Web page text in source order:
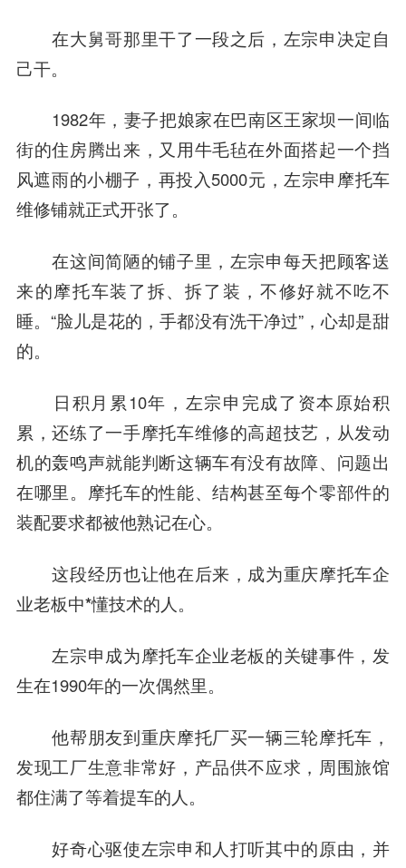
在大舅哥那里干了一段之后，左宗申决定自
己干。
1982年，妻子把娘家在巴南区王家坝一间临
街的住房腾出来，又用牛毛毡在外面搭起一个挡
风遮雨的小棚子，再投入5000元，左宗申摩托车
维修铺就正式开张了。
在这间简陋的铺子里，左宗申每天把顾客送
来的摩托车装了拆、拆了装，不修好就不吃不
睡。“脸儿是花的，手都没有洗干净过”，心却是甜
的。
日积月累10年，左宗申完成了资本原始积
累，还练了一手摩托车维修的高超技艺，从发动
机的轰鸣声就能判断这辆车有没有故障、问题出
在哪里。摩托车的性能、结构甚至每个零部件的
装配要求都被他熟记在心。
这段经历也让他在后来，成为重庆摩托车企
业老板中*懂技术的人。
左宗申成为摩托车企业老板的关键事件，发
生在1990年的一次偶然里。
他帮朋友到重庆摩托厂买一辆三轮摩托车，
发现工厂生意非常好，产品供不应求， 周围旅馆
都住满了等着提车的人。
好奇心驱使左宗申和人打听其中的原由，并